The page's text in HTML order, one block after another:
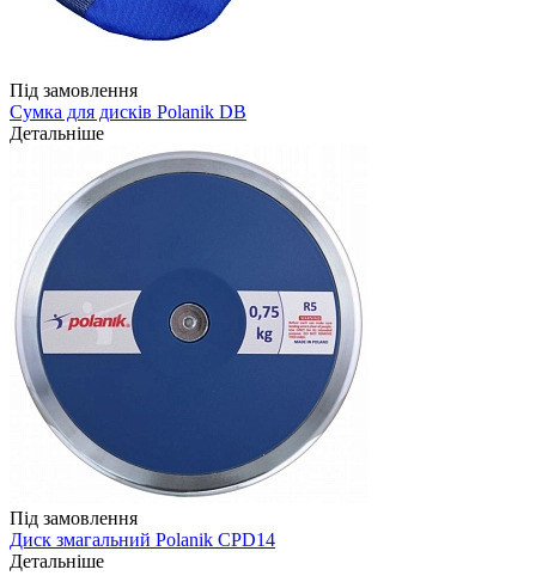
Під замовлення
Сумка для дисків Polanik DB
Детальніше
Під замовлення
Диск змагальний Polanik CPD14
Детальніше